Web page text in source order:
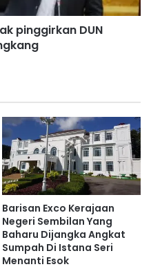
pinggirkan DUN
Barisan Exco Kerajaan
Negeri Sembilan Yang
Baharu Dijangka Angkat
Sumpah Di Istana Seri
Menanti Esok